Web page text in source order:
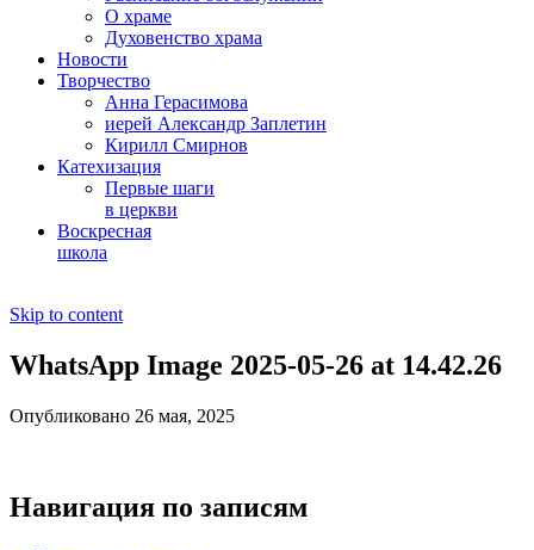
О храме
Духовенство храма
Новости
Творчество
Анна Герасимова
иерей Александр Заплетин
Кирилл Смирнов
Катехизация
Первые шаги
в церкви
Воскресная
школа
Skip to content
WhatsApp Image 2025-05-26 at 14.42.26
Опубликовано 26 мая, 2025
Навигация по записям